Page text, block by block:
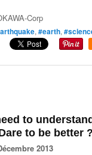
Corp
, #earth,
to
to be better
2013